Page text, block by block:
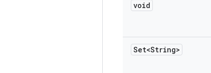
void
Set<String>